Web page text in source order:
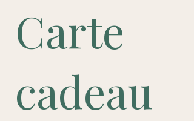
Carte
cadeau